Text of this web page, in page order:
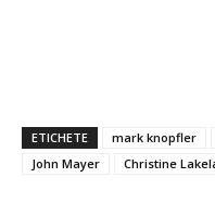
ETICHETE mark knopfler
John Mayer
Christine